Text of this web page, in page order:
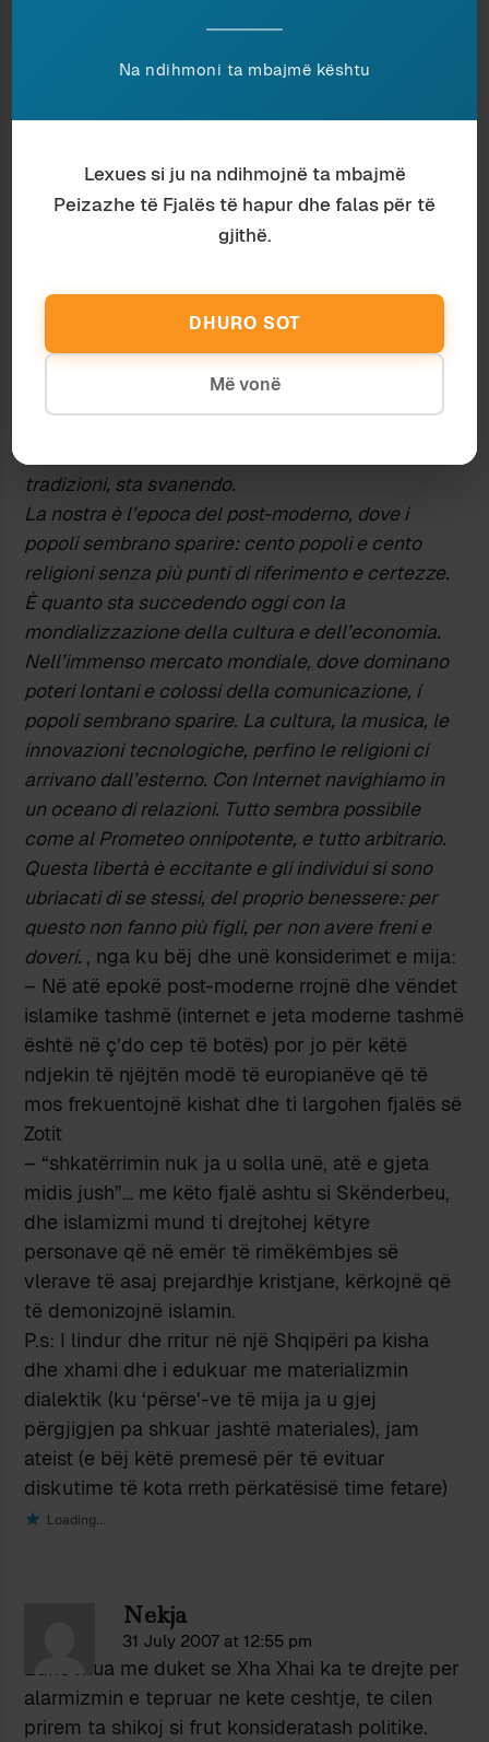
bëja në fillim) as që merr në konsideratë.
duhet të gjenden shkaqet dhe arsyet se përse
sot njerëzit (europianët) e kanë harruar derën e
Zotit, dhe këtu vlen të përmëndet analiza që i
contrapposti l’Europa si ritrova a dover
fronteggiare situazioni e fenomeni inediti quali il
relativismo, il secolarismo, l’edonismo, il
nichilismo, l’individualismo, e il diffuso benessere
tradizioni, sta svanendo.
La nostra è l’epoca del post-moderno, dove i
popoli sembrano sparire: cento popoli e cento
religioni senza più punti di riferimento e certezze.
È quanto sta succedendo oggi con la
mondializzazione della cultura e dell’economia.
Nell’immenso mercato mondiale, dove dominano
poteri lontani e colossi della comunicazione, í
popoli sembrano sparire. La cultura, la musica, le
innovazioni tecnologiche, perfino le religioni ci
arrivano dall’esterno. Con Internet navighiamo in
un oceano di relazioni. Tutto sembra possibile
come al Prometeo onnipotente, e tutto arbitrario.
Questa libertà è eccitante e gli individui si sono
ubriacati di se stessi, del proprio benessere: per
questo non fanno più figli, per non avere freni e
doveri. , nga ku bëj dhe unë konsiderimet e mija:
– Në atë epokë post-moderne rrojnë dhe vëndet
islamike tashmë (internet e jeta moderne tashmë
është në ç’do cep të botës) por jo për këtë
ndjekin të njëjtën modë të europianëve që të
mos frekuentojnë kishat dhe ti largohen fjalës së
Zotit
– “shkatërrimin nuk ja u solla unë, atë e gjeta
midis jush”… me këto fjalë ashtu si Skënderbeu,
dhe islamizmi mund ti drejtohej këtyre
personave që në emër të rimëkëmbjes së
vlerave të asaj prejardhje kristjane, kërkojnë që
të demonizojnë islamin.
P.s: I lindur dhe rritur në një Shqipëri pa kisha
dhe xhami dhe i edukuar me materializmin
dialektik (ku ‘përse’-ve të mija ja u gjej
përgjigjen pa shkuar jashtë materiales), jam
ateist (e bëj këtë premesë për të evituar
diskutime të kota rreth përkatësisë time fetare)
Loading...
Nekja
31 July 2007 at 12:55 pm
Edhe mua me duket se Xha Xhai ka te drejte per
alarmizmin e tepruar ne kete ceshtje, te cilen
prirem ta shikoj si frut konsideratash politike.
Na ndihmoni ta mbajmë kështu
Lexues si ju na ndihmojnë ta mbajmë
Peizazhe të Fjalës të hapur dhe falas për të
gjithë.
DHURO SOT
Më vonë